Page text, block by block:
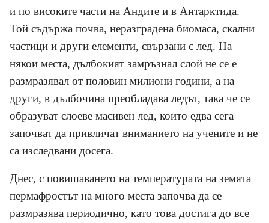
и по високите части на Андите и в Антарктида.
Той съдържа почва, неразградена биомаса, скални
частици и други елементи, свързани с лед. На
някои места, дълбокият замръзнал слой не се е
размразявал от половин милиони години, а на
други, в дълбочина преобладава ледът, така че се
образуват слоеве масивен лед, които едва сега
започват да привличат вниманието на учените и не
са изследвани досега.
Днес, с повишаването на температурата на земята
пермафростът на много места започва да се
размразява периодично, като това достига до все